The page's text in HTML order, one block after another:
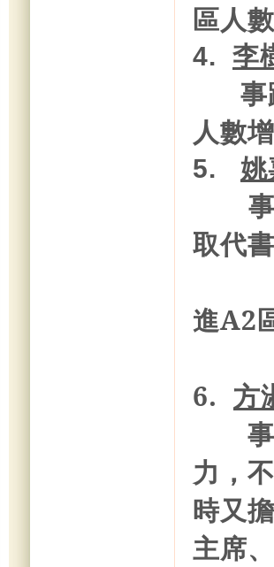
區人
4. 李
人數
5.
取代
網
進A2
人
6. 方
力，
時又
主席